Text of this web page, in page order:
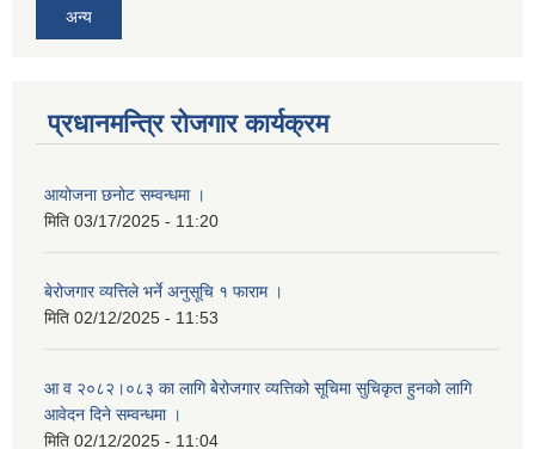
अन्य
प्रधानमन्त्रि रोजगार कार्यक्रम
आयोजना छनोट सम्वन्धमा ।
मिति 03/17/2025 - 11:20
बेरोजगार व्यत्तिले भर्ने अनुसूचि १ फाराम ।
मिति 02/12/2025 - 11:53
आ व २०८२।०८३ का लागि बेेरोजगार व्यत्तिको सूचिमा सुचिकृत हुनको लागि
आवेदन दिने सम्वन्धमा ।
मिति 02/12/2025 - 11:04